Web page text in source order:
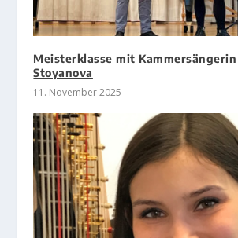
Meisterklasse mit
Stoyanova
11. November 2025